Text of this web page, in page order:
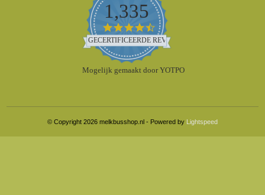
1,335
4.5
star
rating
GECERTIFICEERDE REVIEWS
Mogelijk gemaakt door YOTPO
© Copyright 2026 melkbusshop.nl - Powered by Lightspeed